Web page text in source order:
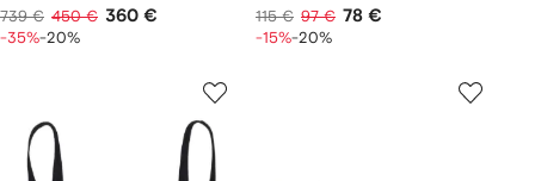
739 € 450 € 360 €
-35%-20%
115 € 97 € 78 €
-15%-20%